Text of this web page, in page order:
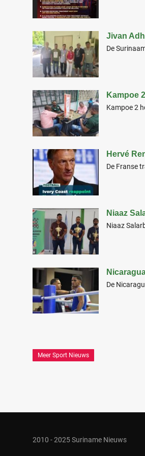
Jivan
De
Kampoe
Kampoe 2
Hervé
De Franse
Niaaz
Niaaz
De
Meer Sport Nieuws
2010 - 2025 Suriname Nieuws